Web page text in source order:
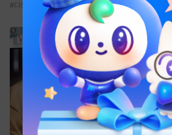
#다정공
#복수